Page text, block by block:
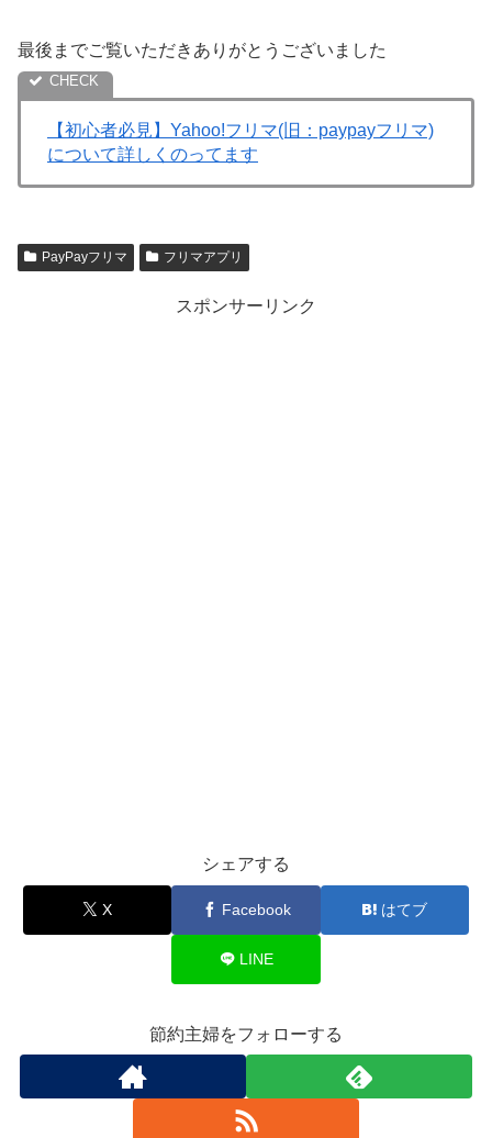
最後までご覧いただきありがとうございました
【初心者必見】Yahoo!フリマ(旧：paypayフリマ)
について詳しくのってます
PayPayフリマ フリマアプリ
スポンサーリンク
シェアする
X Facebook はてブ
LINE
節約主婦をフォローする